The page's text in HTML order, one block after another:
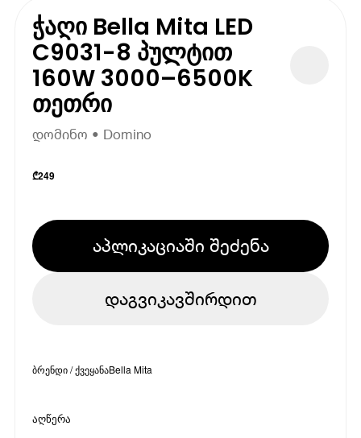
ჭაღი Bella Mita LED
C9031-8 პულტით
160W 3000–6500K
თეთრი
დომინო • Domino
₾249
აპლიკაციაში შეძენა
დაგვიკავშირდით
ბრენდი / ქვეყანაBella Mita
აღწერა